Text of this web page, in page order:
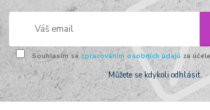
Souhlasím se zpracováním osobních údajů za
Můžete se kdykoli odhlásit.